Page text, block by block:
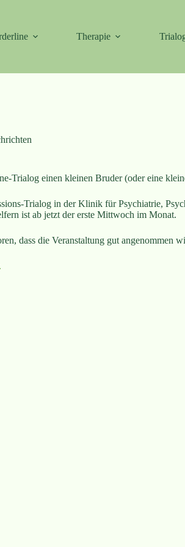
Therapie
Trialog einen kleinen Bruder (oder eine
Trialog in der Klinik für Psychiatrie,
ist ab jetzt der erste Mittwoch im Monat.
dass die Veranstaltung gut angenommen